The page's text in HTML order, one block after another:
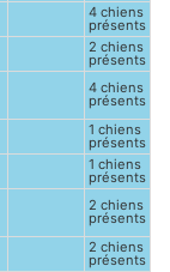
4 chiens
présents
2 chiens
présents
4 chiens
présents
1 chiens
présents
1 chiens
présents
2 chiens
présents
2 chiens
présents